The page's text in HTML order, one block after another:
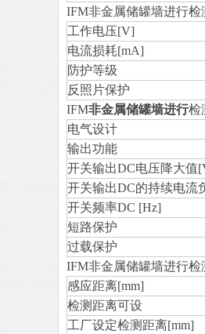
IFM非金属储罐墙进行
工作电压[V]
电流损耗[mA]
防护等级
反照片保护
IFM非金属储罐墙进行检
电气设计
输出功能
开关输出DC电压降大值
开关输出DC的持续电流
开关频率DC [Hz]
短路保护
过载保护
IFM非金属储罐墙进行
感应距离[mm]
检测距离可设
工厂设定检测距离[mm]